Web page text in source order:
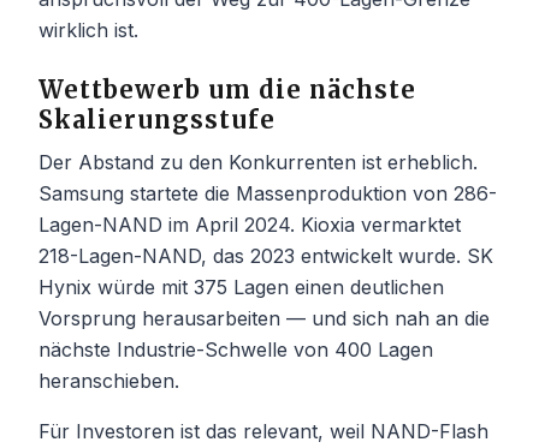
wirklich ist.
Wettbewerb um die nächste
Skalierungsstufe
Der Abstand zu den Konkurrenten ist erheblich.
Samsung startete die Massenproduktion von 286-
Lagen-NAND im April 2024. Kioxia vermarktet
218-Lagen-NAND, das 2023 entwickelt wurde. SK
Hynix würde mit 375 Lagen einen deutlichen
Vorsprung herausarbeiten — und sich nah an die
nächste Industrie-Schwelle von 400 Lagen
heranschieben.
Für Investoren ist das relevant, weil NAND-Flash